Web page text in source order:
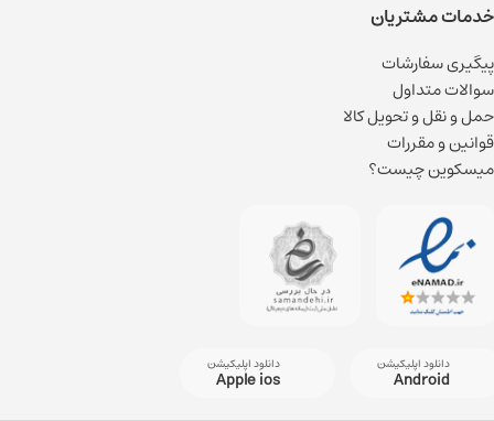
خدمات مشتریان
پیگیری سفارشات
سوالات متداول
حمل و نقل و تحویل کالا
قوانین و مقررات
میسکوین چیست؟
دانلود اپلیکیشن
Android
دانلود اپلیکیشن
Apple ios